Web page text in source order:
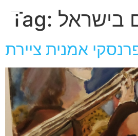
Tag: בישראל
אמנית ציירת